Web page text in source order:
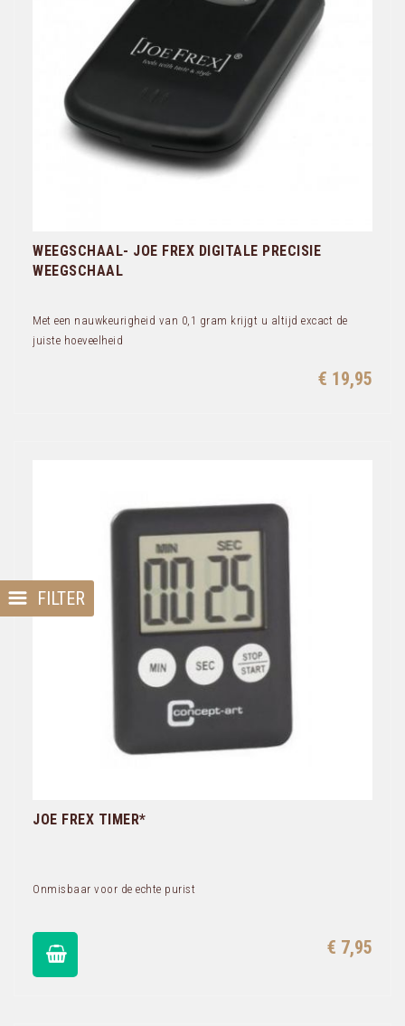
FILTER
WEEGSCHAAL- JOE FREX DIGITALE PRECISIE
WEEGSCHAAL
Met een nauwkeurigheid van 0,1 gram krijgt u altijd excact de
juiste hoeveelheid
€ 19,95
JOE FREX TIMER*
Onmisbaar voor de echte purist
€ 7,95